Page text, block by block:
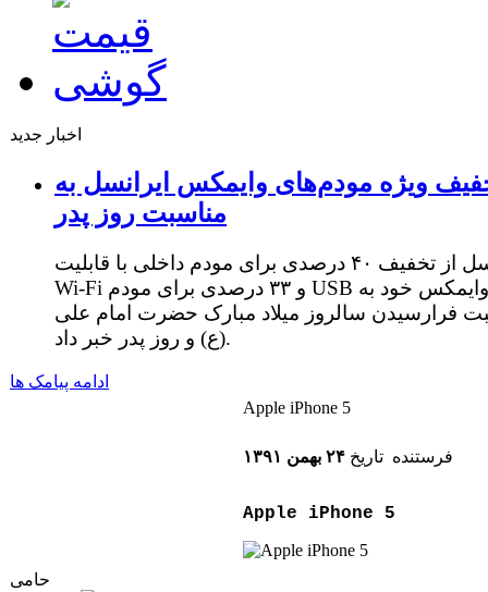
اخبار جدید
ویژه مودم‌های وایمکس ایرانسل به
مناسبت روز پدر
ایرانسل از تخفیف ۴۰ درصدی برای مودم داخلی با قابلیت
Wi-Fi و ۳۳ درصدی برای مودم USB وایمکس خود به
فرارسیدن سالروز میلاد مبارک حضرت امام علی
(ع) و روز پدر خبر داد.
ادامه پیامک ها
حامی
Apple iPhone 5
فرستنده تاريخ ۲۴ بهمن ۱۳۹۱
Apple iPhone 5